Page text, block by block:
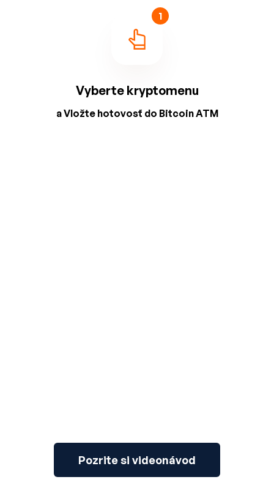
1
Vyberte kryptomenu
a Vložte hotovosť do Bitcoin ATM
Pozrite si videonávod